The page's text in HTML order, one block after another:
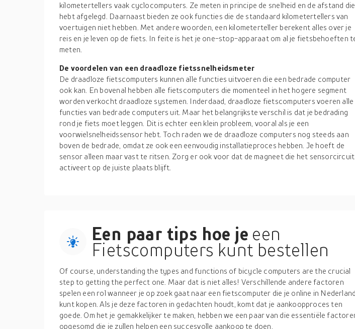
kilometertellers vaak cyclocomputers. Ze meten in principe de snelheid en de afstand
hebt afgelegd. Daarnaast bieden ze ook functies die de standaard kilometertellers van
voertuigen niet hebben. Met andere woorden, een kilometerteller berekent alles over je
reis en je leven op de fiets. In feite is het je one-stop-apparaat om al je fietsbehoeften
meten.
De voordelen van een draadloze fietssnelheidsmeter
De draadloze fietscomputers kunnen alle functies uitvoeren die een bedrade computer
ook kan. En bovenal hebben alle fietscomputers die momenteel in het hogere segment
worden verkocht draadloze systemen. Inderdaad, draadloze fietscomputers voeren alle
functies van bedrade computers uit. Maar het belangrijkste verschil is dat je bedrading
rond je fiets moet leggen. Dit is echter een klein probleem, vooral als je een
voorwielsnelheidssensor hebt. Toch raden we de draadloze computers nog steeds aan
boven de bedrade, omdat ze ook een eenvoudig installatieproces hebben. Je hoeft de
sensor alleen maar vast te ritsen. Zorg er ook voor dat de magneet die het sensorcircuit
activeert op de juiste plaats blijft.
Een paar tips hoe je een
Fietscomputers kunt bestellen
Of course, understanding the types and functions of bicycle computers are the crucial
step to getting the perfect one. Maar dat is niet alles! Verschillende andere factoren
spelen een rol wanneer je op zoek gaat naar een fietscomputer die je online in Nederland
kunt kopen. Als je deze factoren in gedachten houdt, komt dat je aankoopproces ten
goede. Om het je gemakkelijker te maken, hebben we een paar van die essentiële
opgesomd die je zullen helpen een succesvolle aankoop te doen.